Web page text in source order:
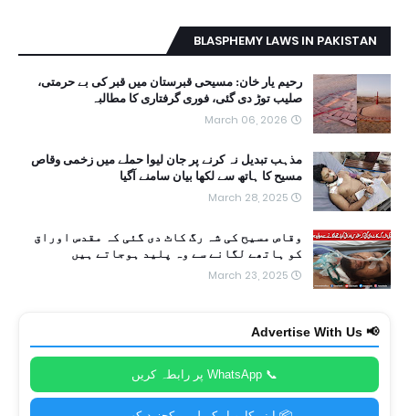
BLASPHEMY LAWS IN PAKISTAN
رحیم یار خان: مسیحی قبرستان میں قبر کی بے حرمتی،
صلیب توڑ دی گئی، فوری گرفتاری کا مطالبہ
March 06, 2026
مذہب تبدیل نہ کرنے پر جان لیوا حملے میں زخمی وقاص
مسیح کا ہاتھ سے لکھا بیان سامنے آگیا
March 28, 2025
وقاص مسیح کی شہ رگ کاٹ دی گئی کہ مقدس اوراق
کو ہاتھے لگانے سے وہ پلید ہوجاتے ہیں
March 23, 2025
📢 Advertise With Us
📞 WhatsApp پر رابطہ کریں